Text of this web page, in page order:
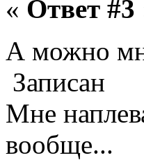
« Ответ #3
А можно
Записан
Мне
вообще...